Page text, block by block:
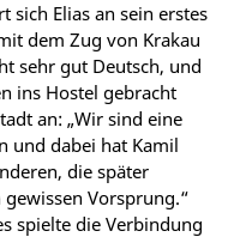
Elias an sein erstes
dem Zug von Krakau
sehr gut Deutsch, und
ins Hostel gebracht
an: „Wir sind eine
und dabei hat Kamil
die später
Vorsprung.“
spielte die Verbindung